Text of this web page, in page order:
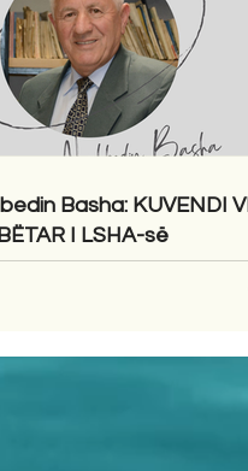
Basha: KUVENDI VII
I LSHA-së